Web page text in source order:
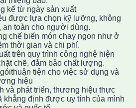
kể từ ngày sản xuất
được lựa chọn kỹ lưỡng, không
an toàn cho người dùng.
chế biến món chay ngon như ở
thời gian và chi phí.
trên quy trình công nghệ hiện
chẽ, đảm bảo chất lượng.
tiện cho việc sử dụng và
hiệu
và phát triển, thương hiệu thực
khẳng định được uy tính của mình